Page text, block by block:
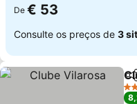
De € 53
Consulte os preços de 3
3